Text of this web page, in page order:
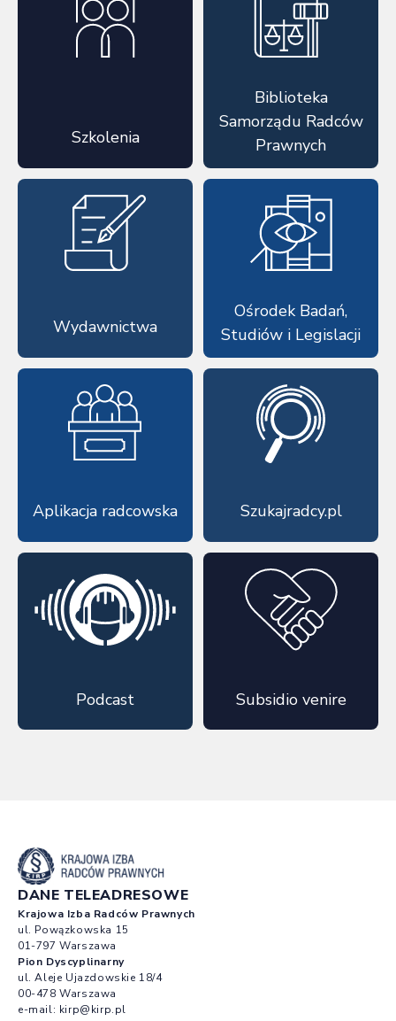
Szkolenia
Biblioteka
Samorządu Radców
Prawnych
Wydawnictwa
Ośrodek Badań,
Studiów i Legislacji
Aplikacja radcowska Szukajradcy.pl
Podcast Subsidio venire
DANE TELEADRESOWE
Krajowa Izba Radców Prawnych
ul. Powązkowska 15
01-797 Warszawa
Pion Dyscyplinarny
ul. Aleje Ujazdowskie 18/4
00-478 Warszawa
e-mail: kirp@kirp.pl